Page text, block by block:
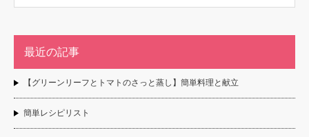
最近の記事
【グリーンリーフとトマトのさっと蒸し】簡単料理と献立
簡単レシピリスト